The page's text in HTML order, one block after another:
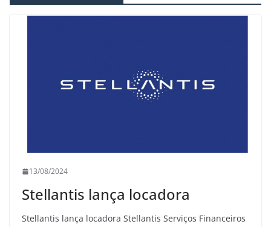
13/08/2024
Stellantis lança locadora
Stellantis lança locadora Stellantis Serviços Financeiros